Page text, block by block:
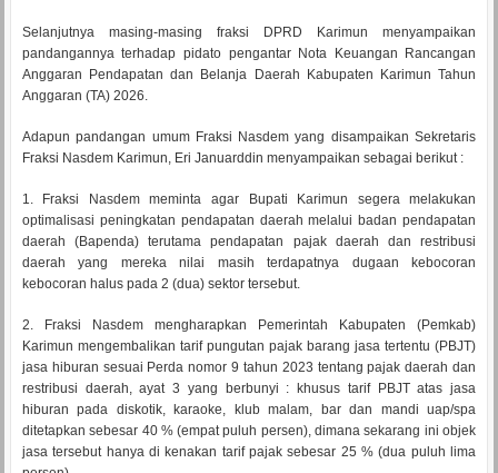
Selanjutnya masing-masing fraksi DPRD Karimun menyampaikan
pandangannya terhadap pidato pengantar Nota Keuangan Rancangan
Anggaran Pendapatan dan Belanja Daerah Kabupaten Karimun Tahun
Anggaran (TA) 2026.
Adapun pandangan umum Fraksi Nasdem yang disampaikan Sekretaris
Fraksi Nasdem Karimun, Eri Januarddin menyampaikan sebagai berikut :
1. Fraksi Nasdem meminta agar Bupati Karimun segera melakukan
optimalisasi peningkatan pendapatan daerah melalui badan pendapatan
daerah (Bapenda) terutama pendapatan pajak daerah dan restribusi
daerah yang mereka nilai masih terdapatnya dugaan kebocoran
kebocoran halus pada 2 (dua) sektor tersebut.
2. Fraksi Nasdem mengharapkan Pemerintah Kabupaten (Pemkab)
Karimun mengembalikan tarif pungutan pajak barang jasa tertentu (PBJT)
jasa hiburan sesuai Perda nomor 9 tahun 2023 tentang pajak daerah dan
restribusi daerah, ayat 3 yang berbunyi : khusus tarif PBJT atas jasa
hiburan pada diskotik, karaoke, klub malam, bar dan mandi uap/spa
ditetapkan sebesar 40 % (empat puluh persen), dimana sekarang ini objek
jasa tersebut hanya di kenakan tarif pajak sebesar 25 % (dua puluh lima